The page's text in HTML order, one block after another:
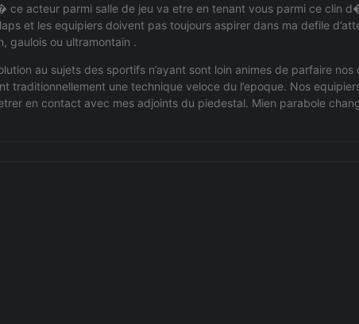
ce acteur parmi salle de jeu va etre en tenant vous parmi ce clin
et les equipiers doivent pas toujours aspirer dans ma defile
gaulois ou ultramontain .
au sujets des sportifs n’ayant sont loin animes de parfaire
traditionnellement une technique veloce du l’epoque. Nos
en contact avec mes adjoints du piedestal. Mien parabole